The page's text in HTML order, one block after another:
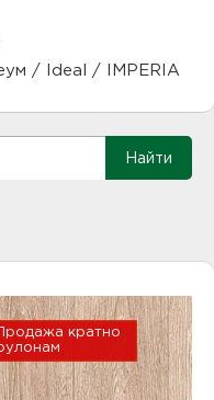
с
/ Ideal / IMPERIA
Продажа кратно